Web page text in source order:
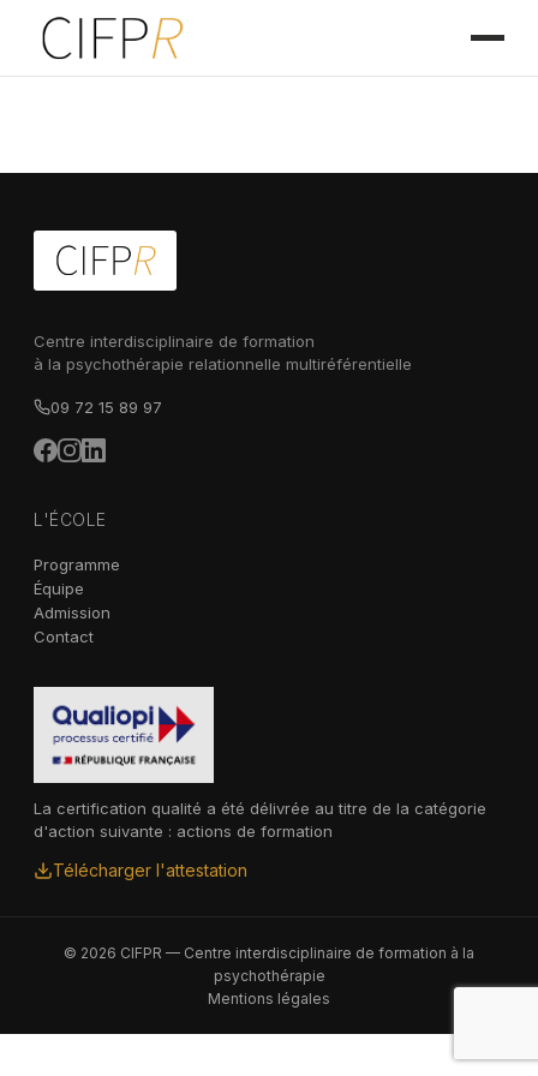
Centre interdisciplinaire de formation
à la psychothérapie relationnelle multiréférentielle
09 72 15 89 97
L'ÉCOLE
Programme
Équipe
Admission
Contact
La certification qualité a été délivrée au titre de la catégorie
d'action suivante : actions de formation
Télécharger l'attestation
© 2026 CIFPR — Centre interdisciplinaire de formation à la
psychothérapie
Mentions légales